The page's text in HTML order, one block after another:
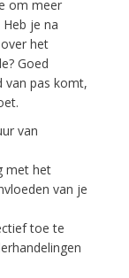
om meer
je na
het
Goed
van pas komt,
van
met het
van je
toe te